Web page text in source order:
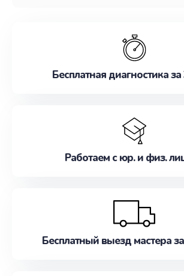
Бесплатная диагностика
Работаем с юр. и физ.
Бесплатный выезд мастера